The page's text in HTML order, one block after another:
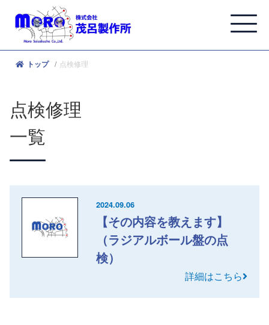
トップ 点検修理
点検修理
一覧
2024.09.06
【その内容を教えます】
（ラジアルボール盤の点
検）
詳細はこちら